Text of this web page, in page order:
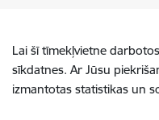
Lai šī tīmekļvietne
sīkdatnes. Ar Jūsu
izmantotas statistikas un